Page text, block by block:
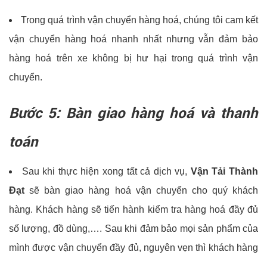
Trong quá trình vận chuyển hàng hoá, chúng tôi cam kết
vận chuyển hàng hoá nhanh nhất nhưng vẫn đảm bảo
hàng hoá trên xe không bị hư hại trong quá trình vận
chuyển.
Bước 5: Bàn giao hàng hoá và thanh
toán
Sau khi thực hiện xong tất cả dịch vụ, Vận Tải Thành
Đạt sẽ bàn giao hàng hoá vận chuyển cho quý khách
hàng. Khách hàng sẽ tiến hành kiểm tra hàng hoá đầy đủ
số lượng, đồ dùng,…. Sau khi đảm bảo mọi sản phẩm của
mình được vận chuyển đầy đủ, nguyên vẹn thì khách hàng